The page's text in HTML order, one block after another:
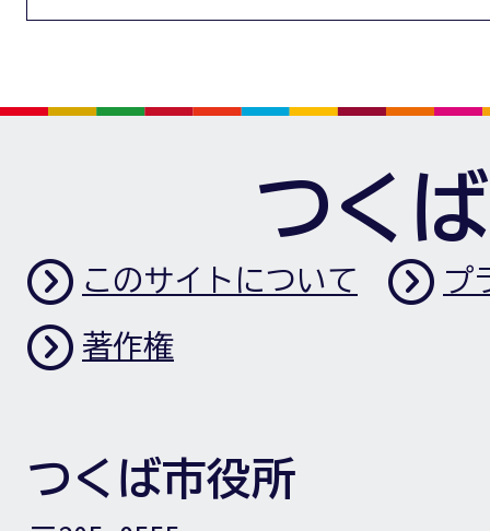
つく
このサイトについて プ
著作権
つくば市役所